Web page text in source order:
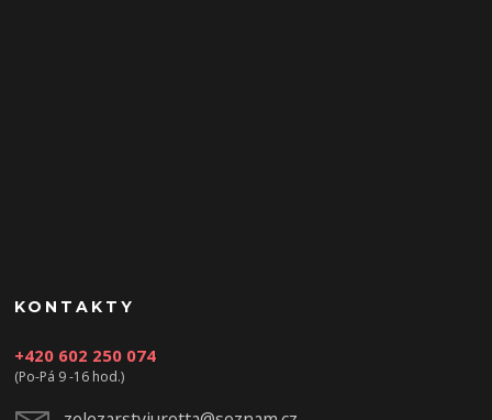
KONTAKTY
+420 602 250 074
(Po-Pá 9 -16 hod.)